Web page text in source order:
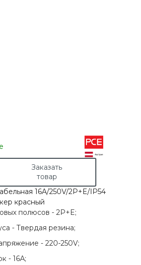
Заказать
товар
16А/250V/2P+E/IP54
красный
полюсов - 2P+E;
- Твердая резина;
- 220-250V;
- 16А;